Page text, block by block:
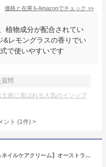
価格と在庫をAmazonでチェック >>
植物成分が配合されてい
&レモングラスの香りでい
で使いやすいです
問
産に喜ばれる人気のイソップ
ント (1件) >
MOR(モア) マシュマロ【ハンド＆ネイルケアクリーム】オーストラリア製 ローズペタル ホワイトカーネーション コットンキャンディー バニラムスク ジャスミンフラワー ハンドクリーム ボディケア ハンドケア 保湿 香り アロマ プレゼント ギフト 贈り物